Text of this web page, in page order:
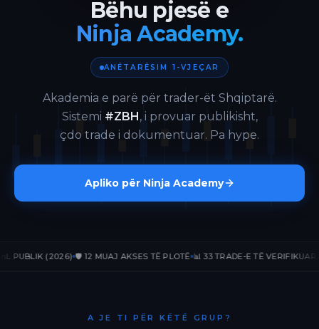
Bëhu pjesë e
Ninja Academy.
ANËTARËSIM 1-VJEÇAR
Akademia e parë për trader-ët Shqiptarë.
Sistemi #ZBH, i provuar publikisht,
çdo trade i dokumentuar. Pa hype.
Apliko për Ninja Academy
(2026) 🛡️ 12 MUAJ AKSES TË PLOTË 📊 33 TRADE-E TË VERIFIKUARA 📈
A JE TI PËR KËTË GRUP?